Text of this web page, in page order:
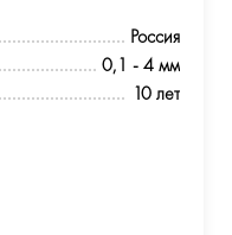
Россия
0,1 - 4 мм
10 лет